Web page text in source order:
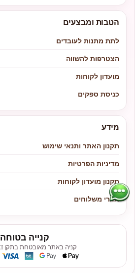
הטבות ומבצעים
לתת מתנות לעובדים
הצטרפות להשווה
מועדון לקוחות
כניסת ספקים
מידע
תקנון האתר ותנאי שימוש
מדיניות הפרטיות
תקנון מועדון לקוחות
אזורי משלוחים
קנייה בטוחה
קניה באתר מאובטחת בתקן PCI העולמי